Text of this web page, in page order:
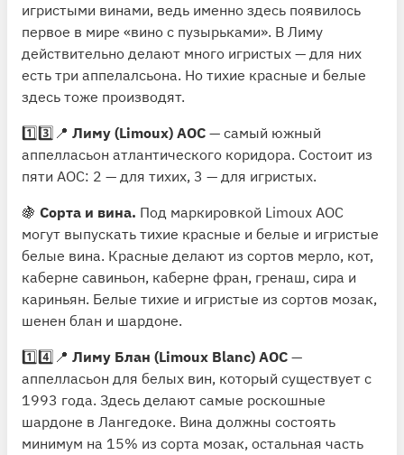
игристыми винами, ведь именно здесь появилось
первое в мире «вино с пузырьками». В Лиму
действительно делают много игристых — для них
есть три аппелалсьона. Но тихие красные и белые
здесь тоже производят.
1️⃣3️⃣📍 Лиму (Limoux) АОС — самый южный
аппелласьон атлантического коридора. Состоит из
пяти АОС: 2 — для тихих, 3 — для игристых.
🍇 Сорта и вина. Под маркировкой Limoux АОС
могут выпускать тихие красные и белые и игристые
белые вина. Красные делают из сортов мерло, кот,
каберне савиньон, каберне фран, гренаш, сира и
кариньян. Белые тихие и игристые из сортов мозак,
шенен блан и шардоне.
1️⃣4️⃣📍 Лиму Блан (Limoux Blanc) AOC —
аппелласьон для белых вин, который существует с
1993 года. Здесь делают самые роскошные
шардоне в Лангедоке. Вина должны состоять
минимум на 15% из сорта мозак, остальная часть